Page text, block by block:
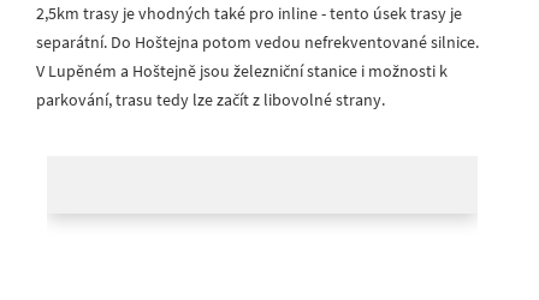
2,5km trasy je vhodných také pro inline - tento úsek trasy je
separátní. Do Hoštejna potom vedou nefrekventované silnice.
V Lupěném a Hoštejně jsou železniční stanice i možnosti k
parkování, trasu tedy lze začít z libovolné strany.